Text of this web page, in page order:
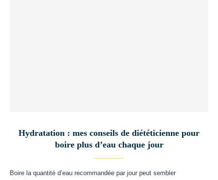
Hydratation : mes conseils de diététicienne pour
boire plus d’eau chaque jour
Boire la quantité d’eau recommandée par jour peut sembler